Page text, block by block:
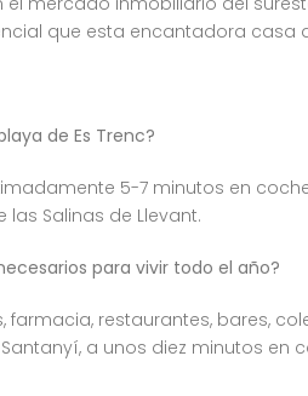
que esta encantadora casa
de Es Trenc?
5-7 minutos en
Salinas de Llevant.
para vivir todo el año?
farmacia, restaurantes, bares,
a unos diez minutos